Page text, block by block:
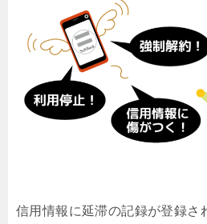
信用情報に延滞の記録が登録さ